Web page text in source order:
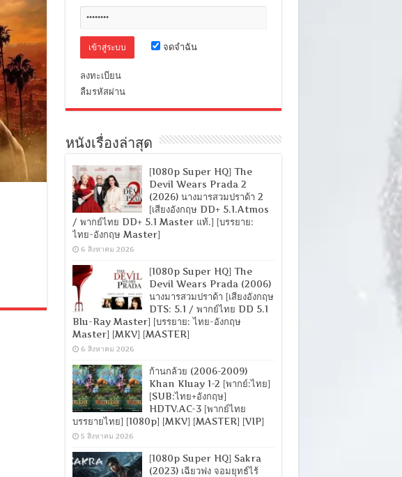
จดจำฉัน
ลงทะเบียน
ลืมรหัสผ่าน
หนังเรื่องล่าสุด
[1080p Super HQ] The
Devil Wears Prada 2
(2026) นางมารสวมปราด้า 2
[เสียงอังกฤษ DD+ 5.1.Atmos
/ พากย์ไทย DD+ 5.1 Master แท้.] [บรรยาย:
ไทย-อังกฤษ Master]
6 สิงหาคม 2026
[1080p Super HQ] The
Devil Wears Prada (2006)
นางมารสวมปราด้า [เสียงอังกฤษ
DTS: 5.1 / พากย์ไทย DD 5.1
Blu-Ray Master] [บรรยาย: ไทย-อังกฤษ
Master] [MKV] [MASTER]
6 สิงหาคม 2026
ก้านกล้วย (2006-2009)
Khan Kluay 1-2 [พากย์:ไทย]
[SUB:ไทย+อังกฤษ]
HDTV.AC-3 [พากย์ไทย
บรรยายไทย] [1080p] [MKV] [MASTER] [VIP]
5 สิงหาคม 2026
[1080p Super HQ] Sakra
(2023) เฉียวฟง จอมยุทธ์ไร้